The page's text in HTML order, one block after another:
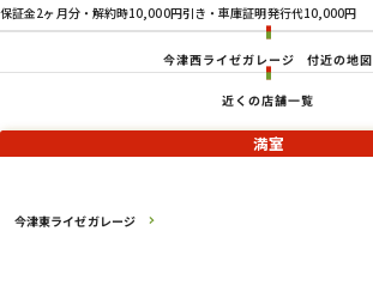
保証金2ヶ月分・解約時10,000円引き・車庫証明発行代10,000円
今津西ライゼガレージ 付近の地図
近くの店舗一覧
今津東ライゼガレージ
満室